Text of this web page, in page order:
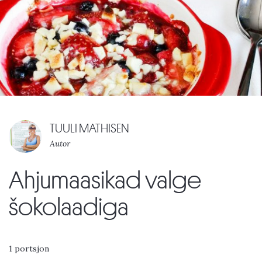
TUULI MATHISEN
Autor
Ahjumaasikad valge
šokolaadiga
1 portsjon